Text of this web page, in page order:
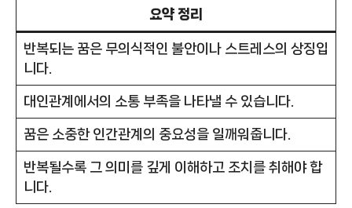
요약 정리
반복되는 꿈은 무의식적인 불안이나 스트레스의 상징입
니다.
대인관계에서의 소통 부족을 나타낼 수 있습니다.
꿈은 소중한 인간관계의 중요성을 일깨워줍니다.
반복될수록 그 의미를 깊게 이해하고 조치를 취해야 합
니다.